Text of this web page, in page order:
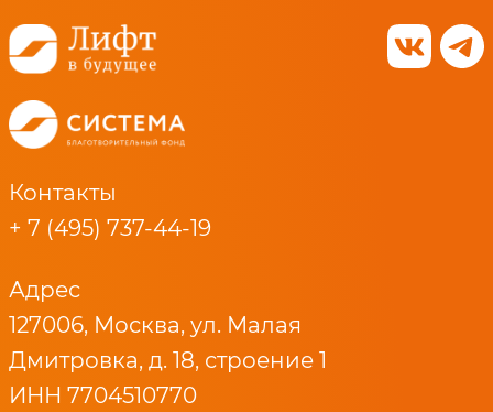
Контакты
+ 7 (495) 737-44-19
Адрес
127006, Москва, ул. Малая
Дмитровка, д. 18, строение 1
ИНН 7704510770